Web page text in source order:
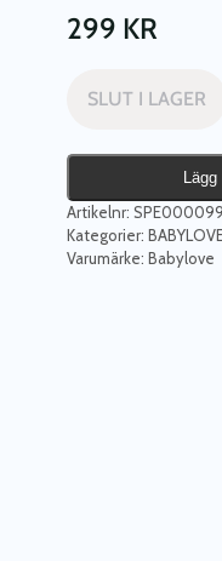
299 KR
SLUT I LAGER
Artikelnr:
Kategorier:
Varumärke: Babylove